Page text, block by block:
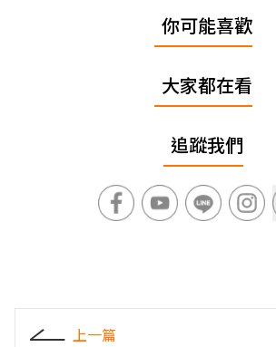
你可能喜歡
大家都在看
追蹤我們
上一篇